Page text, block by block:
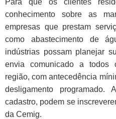
Para que os clientes
conhecimento sobre as
empresas que prestam
como abastecimento de
indústrias possam planejar
envia comunicado a todos
região, com antecedência
desligamento programado.
cadastro, podem se
da Cemig.